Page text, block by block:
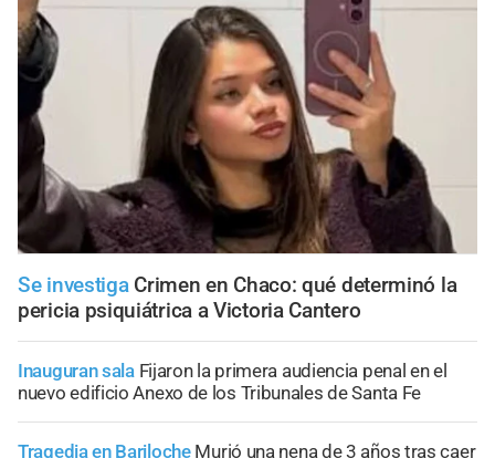
Se investiga Crimen en Chaco: qué determinó la
pericia psiquiátrica a Victoria Cantero
Inauguran sala Fijaron la primera audiencia penal en el
nuevo edificio Anexo de los Tribunales de Santa Fe
Tragedia en Bariloche Murió una nena de 3 años tras caer